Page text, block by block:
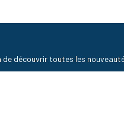
découvrir toutes les